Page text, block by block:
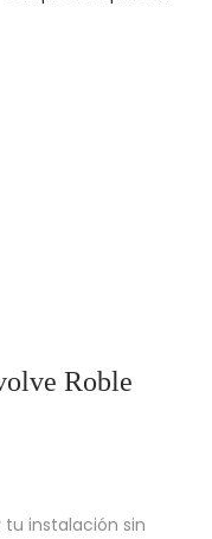
Roble
instalación sin